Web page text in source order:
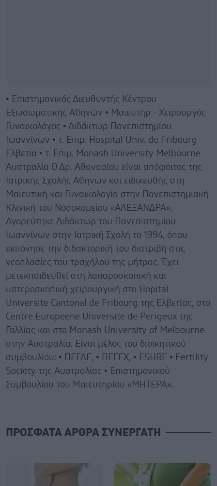
• Επιστημονικός Διευθυντής Κέντρου
Εξωσωματικής Αθηνών • Μαιευτήρ - Χειρουργός
Γυναικολόγος • Διδάκτωρ Πανεπιστημίου
Ιωαννίνων • τ. Επιμ. Hospital Univ. de Fribourg -
Ελβετία • τ. Επιμ. Monash University Melbourne
Αυστραλία Ο Δρ. Αθανασίου είναι απόφοιτος της
Ιατρικής Σχολής Αθηνών και ειδικευθής στη
Μαιευτική και Γυναικολογία στην Πανεπιστημιακή
Κλινική του Νοσοκομείου «ΑΛΕΞΑΝΔΡΑ».
Αγορεύτηκε Διδάκτωρ του Πανεπιστημίου
Ιωαννίνων στην Ιατρική Σχολή το 1994, όπου
εκπόνησε την διδακτορική του διατριβή στις
νεοπλασίες του τραχήλου της μήτρας. Έχει
μετεκπαιδευθεί στη λαπαροσκοπική και
υστεροσκοπική χειρουργική στο Hopital
Universite Cantonal de Fribourg της Ελβετίας, στο
Centre Europeene Universite de Perigeux της
Γαλλίας και στο Monash University of Melbourne
στην Αυστραλία. Είναι μέλος του διοικητικού
συμβουλίου: • ΠΕΓΑΕ, • ΠΕΓΕΧ, • ESHRE • Fertility
Society της Αυστραλίας • Eπιστημονικoύ
Συμβουλίου του Μαιευτηρίου «ΜΗΤΕΡΑ».
ΠΡΟΣΦΑΤΑ ΑΡΘΡΑ ΣΥΝΕΡΓΑΤΗ